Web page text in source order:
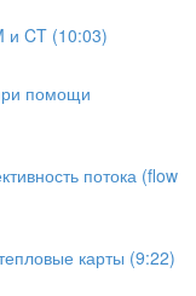
и CT (10:03)
помощи
потока (flow
карты (9:22)